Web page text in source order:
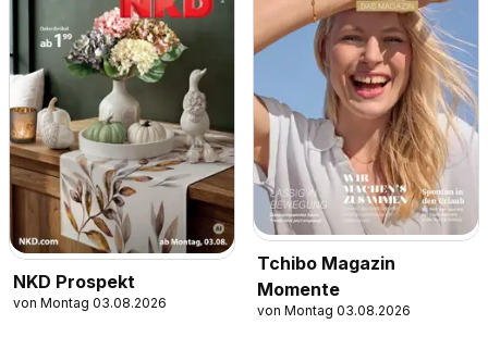
NKD Prospekt
von Montag 03.08.2026
Tchibo Magazin
Momente
von Montag 03.08.2026